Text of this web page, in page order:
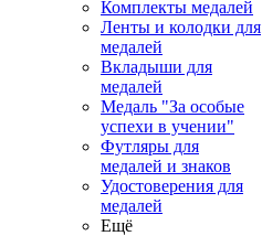
Комплекты медалей
Ленты и колодки для
медалей
Вкладыши для
медалей
Медаль "За особые
успехи в учении"
Футляры для
медалей и знаков
Удостоверения для
медалей
Ещё